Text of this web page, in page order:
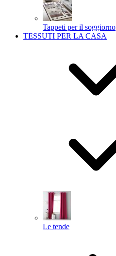
Tappeti per il soggiorno
TESSUTI PER LA CASA
Le tende